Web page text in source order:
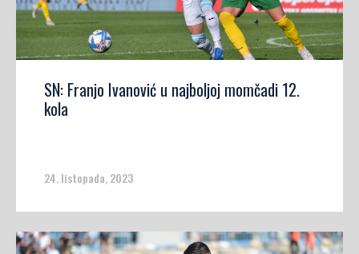
SN: Franjo Ivanović u najboljoj momčadi 12.
kola
24. listopada, 2023